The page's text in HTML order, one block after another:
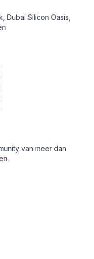
Voor optimale
inzicht
vast handelsplan.
te beheren.
Dubai Silicon Oasis,
van meer dan